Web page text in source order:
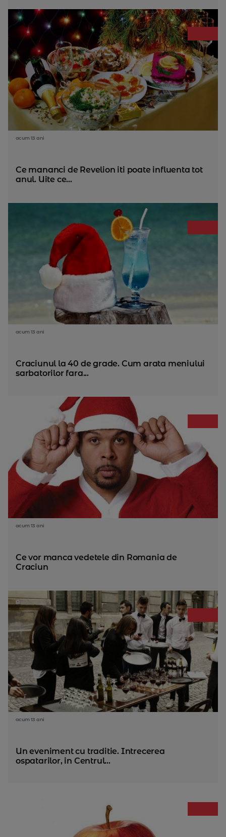
acum 13 ani
Ce mananci de Revelion iti poate influenta tot
anul. Uite ce...
acum 13 ani
Craciunul la 40 de grade. Cum arata meniului
sarbatorilor fara...
acum 13 ani
Ce vor manca vedetele din Romania de
Craciun
acum 13 ani
Un eveniment cu traditie. Intrecerea
ospatarilor, in Centrul...